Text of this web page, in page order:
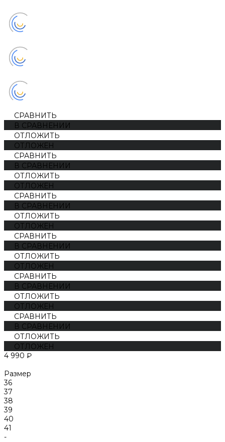
СРАВНИТЬ
В СРАВНЕНИИ
ОТЛОЖИТЬ
ОТЛОЖЕН
СРАВНИТЬ
В СРАВНЕНИИ
ОТЛОЖИТЬ
ОТЛОЖЕН
СРАВНИТЬ
В СРАВНЕНИИ
ОТЛОЖИТЬ
ОТЛОЖЕН
СРАВНИТЬ
В СРАВНЕНИИ
ОТЛОЖИТЬ
ОТЛОЖЕН
СРАВНИТЬ
В СРАВНЕНИИ
ОТЛОЖИТЬ
ОТЛОЖЕН
СРАВНИТЬ
В СРАВНЕНИИ
ОТЛОЖИТЬ
ОТЛОЖЕН
4 990 ₽
Размер
36
37
38
39
40
41
-